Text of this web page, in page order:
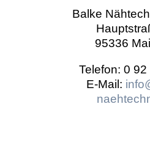
Balke
95336
Telefon: 0
E-Mail: